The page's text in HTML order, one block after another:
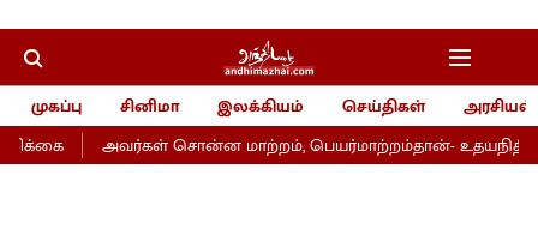
முகப்பு சினிமா இலக்கியம் செய்திகள்
அரசியல்
அவர்கள் சொன்ன மாற்றம், பெயர்மாற்றம்தான்- உதயநிதி